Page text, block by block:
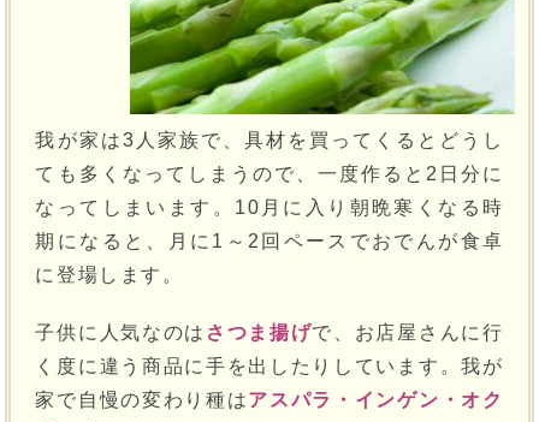
我が家は3人家族で、具材を買ってくるとどうし
ても多くなってしまうので、一度作ると2日分に
なってしまいます。10月に入り朝晩寒くなる時
期になると、月に1～2回ペースでおでんが食卓
に登場します。
子供に人気なのは さつま揚げで、お店屋さんに行
く度に違う商品に手を出したりしています。我が
家で自慢の変わり種はアスパラ・インゲン・オク